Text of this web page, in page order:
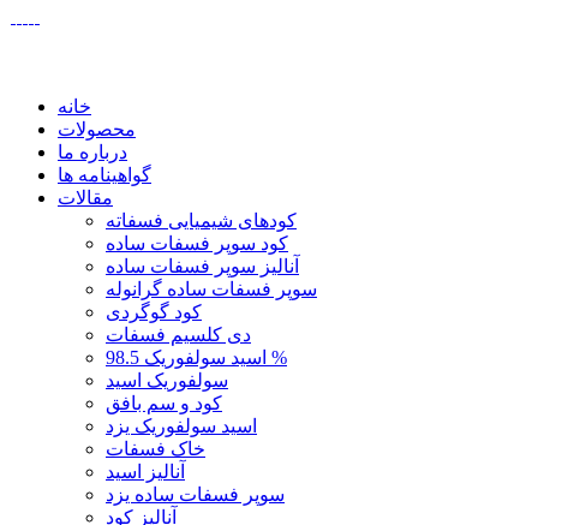
خانه
محصولات
درباره ما
گواهینامه ها
مقالات
کودهای شیمیایی فسفاته
کود سوپر فسفات ساده
آنالیز سوپر فسفات ساده
سوپر فسفات ساده گرانوله
کود گوگردی
دی کلسیم فسفات
اسید سولفوریک 98.5 %
سولفوریک اسید
کود و سم بافق
اسید سولفوریک یزد
خاک فسفات
آنالیز اسید
سوپر فسفات ساده یزد
آنالیز کود